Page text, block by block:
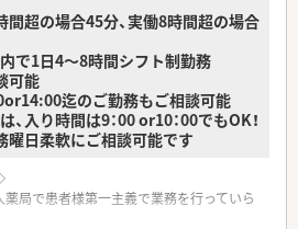
超の場合45分、実働8時間超の場合
で1日4～8時間シフト制勤務
可能
迄のご勤務もご相談可能
入り時間は9：00 or10：00でもOK！
曜日柔軟にご相談可能です
局で患者様第一主義で業務を行っていら